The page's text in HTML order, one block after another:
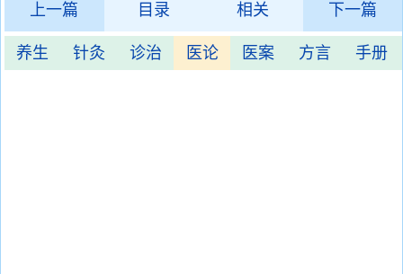
上一篇 目录 相关 下一篇
养生 针灸 诊治 医论 医案 方言 手册